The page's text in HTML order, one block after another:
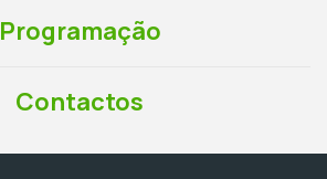
Programação
Contactos